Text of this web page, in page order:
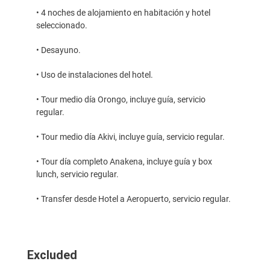
• 4 noches de alojamiento en habitación y hotel
seleccionado.
• Desayuno.
• Uso de instalaciones del hotel.
• Tour medio día Orongo, incluye guía, servicio
regular.
• Tour medio día Akivi, incluye guía, servicio regular.
• Tour día completo Anakena, incluye guía y box
lunch, servicio regular.
• Transfer desde Hotel a Aeropuerto, servicio regular.
Excluded